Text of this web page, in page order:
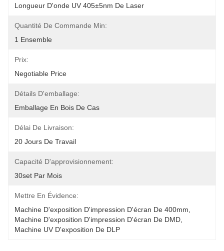
Longueur D'onde UV 405±5nm De Laser
Quantité De Commande Min:
1 Ensemble
Prix:
Negotiable Price
Détails D'emballage:
Emballage En Bois De Cas
Délai De Livraison:
20 Jours De Travail
Capacité D'approvisionnement:
30set Par Mois
Mettre En Évidence:
Machine D'exposition D'impression D'écran De 400mm
Machine D'exposition D'impression D'écran De DMD
Machine UV D'exposition De DLP